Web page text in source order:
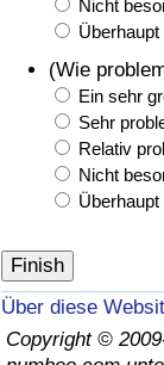
Nicht
(Wie
Ein sehr
Sehr
Relativ
Nicht
Über diese
Copyright ©